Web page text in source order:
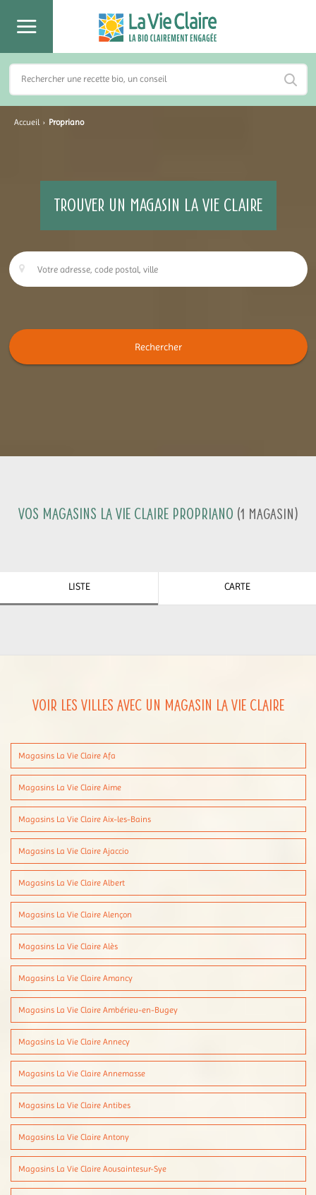
Accueil › Propriano
TROUVER UN MAGASIN LA VIE CLAIRE
Rechercher
Vos magasins La Vie Claire Propriano (1 Magasin)
LISTE CARTE
Voir les villes avec un magasin La Vie Claire
Magasins La Vie Claire Afa
Magasins La Vie Claire Aime
Magasins La Vie Claire Aix-les-Bains
Magasins La Vie Claire Ajaccio
Magasins La Vie Claire Albert
Magasins La Vie Claire Alençon
Magasins La Vie Claire Alès
Magasins La Vie Claire Amancy
Magasins La Vie Claire Ambérieu-en-Bugey
Magasins La Vie Claire Annecy
Magasins La Vie Claire Annemasse
Magasins La Vie Claire Antibes
Magasins La Vie Claire Antony
Magasins La Vie Claire Aousaintesur-Sye